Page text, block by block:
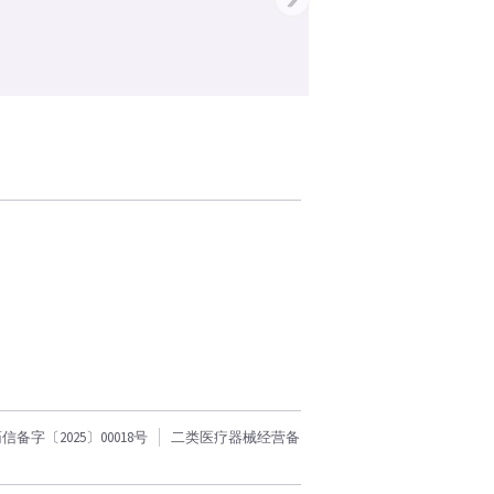
备字〔2025〕00018号 二类医疗器械经营备